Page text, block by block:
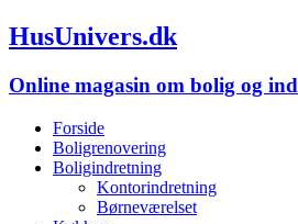
HusUnivers.dk
Online magasin om bolig og
Forside
Boligrenovering
Boligindretning
Kontorindretning
Børneværelset